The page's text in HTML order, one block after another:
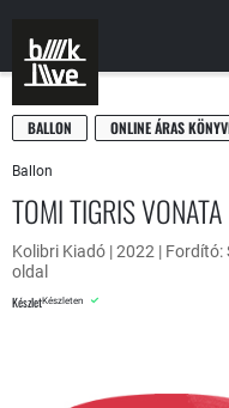
BALLON ONLINE ÁRAS
Ballon
TOMI TIGRIS VONATA
Kolibri Kiadó | 2022 | Fordító:
oldal
KészletKészleten